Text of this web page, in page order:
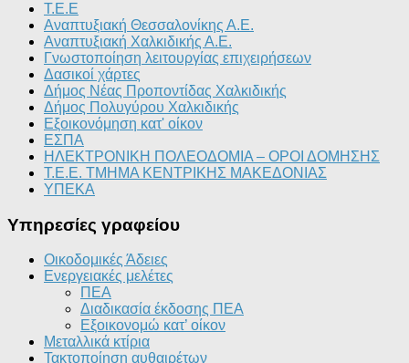
T.E.E
Αναπτυξιακή Θεσσαλονίκης Α.Ε.
Αναπτυξιακή Χαλκιδικής Α.Ε.
Γνωστοποίηση λειτουργίας επιχειρήσεων
Δασικοί χάρτες
Δήμος Νέας Προποντίδας Χαλκιδικής
Δήμος Πολυγύρου Χαλκιδικής
Εξοικονόμηση κατ' οίκον
ΕΣΠΑ
ΗΛΕΚΤΡΟΝΙΚΗ ΠΟΛΕΟΔΟΜΙΑ – ΟΡΟΙ ΔΟΜΗΣΗΣ
Τ.Ε.Ε. ΤΜΗΜΑ ΚΕΝΤΡΙΚΗΣ ΜΑΚΕΔΟΝΙΑΣ
ΥΠΕΚΑ
Υπηρεσίες γραφείου
Οικοδομικές Άδειες
Ενεργειακές μελέτες
ΠΕΑ
Διαδικασία έκδοσης ΠΕΑ
Εξοικονομώ κατ’ οίκoν
Μεταλλικά κτίρια
Τακτοποίηση αυθαιρέτων